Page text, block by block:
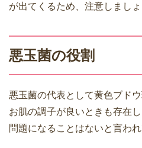
が出てくるため、注意しましょ
悪玉菌の役割
悪玉菌の代表として黄色ブド
お肌の調子が良いときも存在
問題になることはないと言われ